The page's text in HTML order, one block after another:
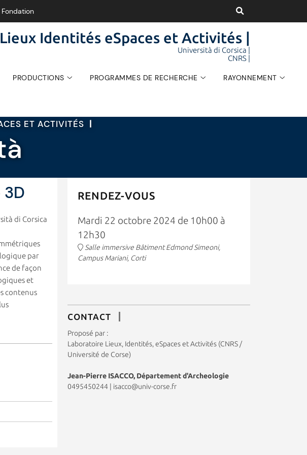
Fondation
Identités eSpaces et Activités |
Università di Corsica |
CNRS |
PRODUCTIONS PROGRAMMES DE RECHERCHE RAYONNEMENT
ET ACTIVITÉS |
di Corsica
par
de façon
et
contenus
RENDEZ-VOUS
Mardi 22 octobre 2024 de 10h00 à
12h30
Salle immersive Bâtiment Edmond Simeoni,
Campus Mariani, Corti
CONTACT
Proposé par :
Laboratoire Lieux, Identités, eSpaces et Activités (CNRS /
Université de Corse)
Jean-Pierre ISACCO, Département d'Archeologie
0495450244
isacco@univ-corse.fr